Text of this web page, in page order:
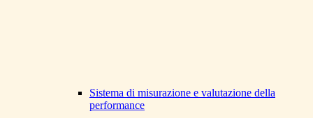
Sistema di misurazione e valutazione della
performance